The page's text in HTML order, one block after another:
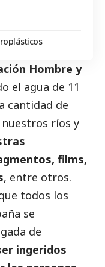
Hombre y
el agua de 11
cantidad de
ríos y
films,
, entre otros.
todos los
se
de
ingeridos